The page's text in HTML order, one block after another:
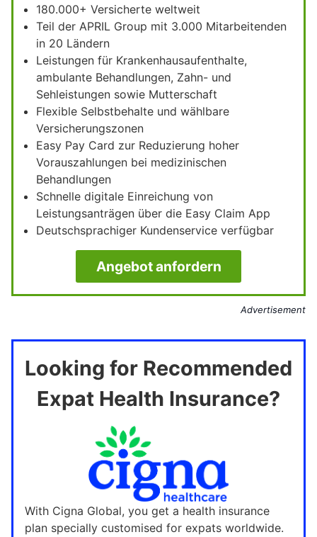
180.000+ Versicherte weltweit
Teil der APRIL Group mit 3.000 Mitarbeitenden
in 20 Ländern
Leistungen für Krankenhausaufenthalte,
ambulante Behandlungen, Zahn- und
Sehleistungen sowie Mutterschaft
Flexible Selbstbehalte und wählbare
Versicherungszonen
Easy Pay Card zur Reduzierung hoher
Vorauszahlungen bei medizinischen
Behandlungen
Schnelle digitale Einreichung von
Leistungsanträgen über die Easy Claim App
Deutschsprachiger Kundenservice verfügbar
Angebot anfordern
Advertisement
Looking for Recommended
Expat Health Insurance?
With Cigna Global, you get a health insurance
plan specially customised for expats worldwide.